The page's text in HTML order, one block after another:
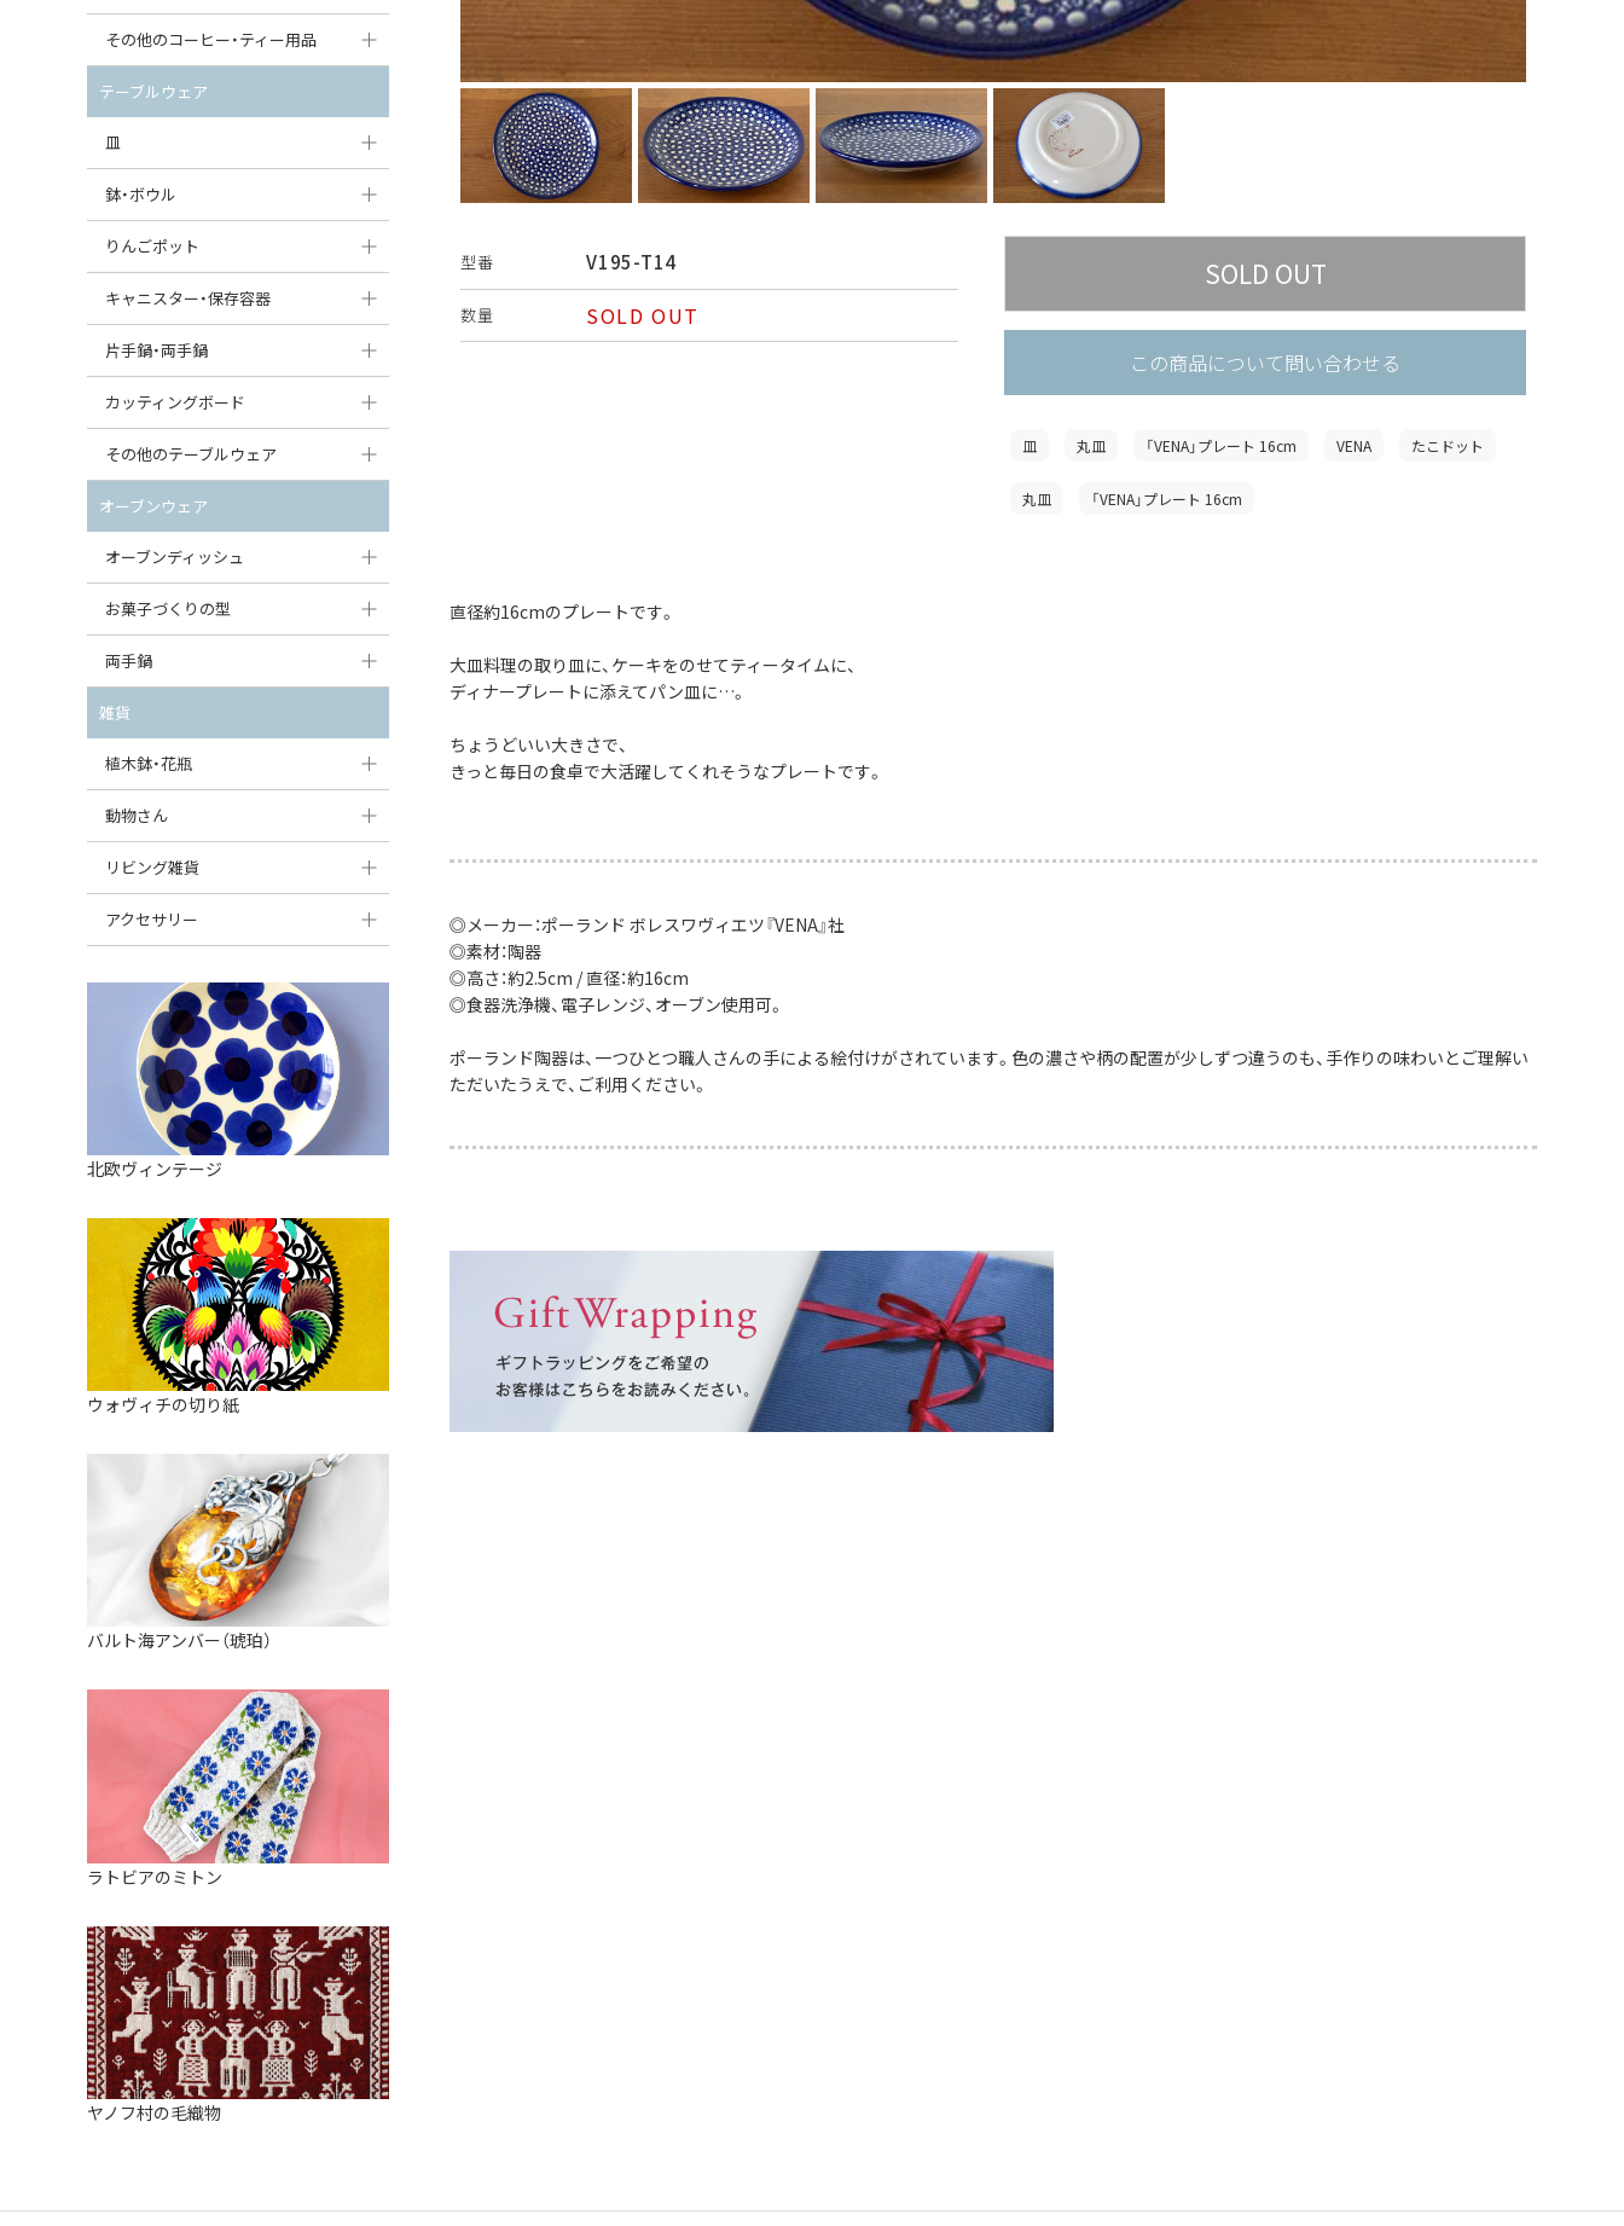
型番 V195-T14
数量
SOLD OUT
この商品について問い合わせる
皿 丸皿 「VENA」プレート 16cm VENA たこドット
丸皿 「VENA」プレート 16cm
直径約16cmのプレートです。
大皿料理の取り皿に、ケーキをのせてティータイムに、
ディナープレートに添えてパン皿に…。
ちょうどいい大きさで、
きっと毎日の食卓で大活躍してくれそうなプレートです。
◎メーカー：ポーランド ボレスワヴィエツ『VENA』社
◎素材：陶器
◎高さ：約2.5cm / 直径：約16cm
◎食器洗浄機、電子レンジ、オーブン使用可。
ポーランド陶器は、一つひとつ職人さんの手による絵付けがされています。色の濃さや柄の配置が少しずつ違うのも、手作りの味わいとご理解い
ただいたうえで、ご利用ください。
コーヒーポット
シュガーボウル
クリーマー
その他のコーヒー・ティー用品
ポットウォーマー
ピッチャー
コーヒードリッパー
すべて見る
テーブルウェア
皿
大皿（24cm〜）
中皿（18〜24cm）
丸皿
スープ皿
ダルマプレート
たまご型プレート
ハート型プレート
変形プレート
分割ディッシュ
すべて見る
鉢・ボウル
大鉢（21cm〜）
中鉢（16〜21cm）
丸鉢・どんぶり・ボウル
茶碗
オーバルボウル
ハートボウル
葉っぱ型ボウル
りんご型ボウル
いちご型ボウル
星型ボウル
スープカップ
そば猪口・フリーカップ
ココット
薬味入れ
ミキシングボウル
すべて見る
りんごポット
りんごポット
りんごポット小
キャニスター・保存容器
キャニスター
つぼ
ガーリックポット
オニオンキャニスター
ガーリックキャニスター
チーズケース
バターディッシュ
六角形ポット
ボトル
すべて見る
片手鍋・両手鍋
ソースパン（片手鍋）
スープチュリーン
カッティングボード
角型カッティングボード
丸型カッティングボード
すべて見る
その他のテーブルウェア
調味料入れ
グレイヴィーボート
エッグカップ
ケーキスタンド
カトラリー
はしおき・カトラリーレスト
オーブンウェア
オーブンディッシュ
大型（24cm〜）
中型（18〜24cm）
スクエアオーブンディッシュ
オーバルオーブンディッシュ
すべて見る
お菓子づくりの型
パウンド型
マフィン型
すべて見る
両手鍋
チュリーン
キャセロール
すべて見る
雑貨
植木鉢・花瓶
植木鉢
花瓶
動物さん
フィギュア・置物
貯金箱
オーナメント
クリーマー
リビング雑貨
スツール
バス・洗面用品
家具小物
小物入れ
アロマポット
バスケット
装飾用タイル・プレート
ミニチュア
天使さま
カードスタンド
マグネット
すべて見る
アクセサリー
ペンダントトップ
すべて見る
北欧ヴィンテージ
ウォヴィチの切り紙
バルト海アンバー（琥珀）
ラトビアのミトン
ヤノフ村の毛織物